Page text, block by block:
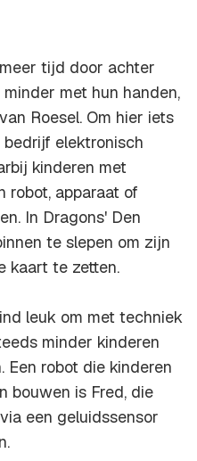
tijd door achter
met hun handen,
Roesel. Om hier iets
elektronisch
kinderen met
robot, apparaat of
In Dragons' Den
te slepen om zijn
kaart te zetten.
leuk om met techniek
minder kinderen
Een robot die kinderen
bouwen is Fred, die
een geluidssensor